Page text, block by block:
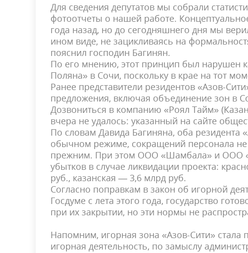
Для сведения депутатов мы собрали
фотоотчеты о нашей работе.
года назад, но до сегодняшнего дня мы
ином виде, не зацикливаясь на
пояснил господин Багинян.
По его мнению, этот принцип был нарушен
Поляна» в Сочи, поскольку в крае на тот
Ранее представители резидентов «Азов-
предложения, включая объединение зон в
Дозвониться в компанию «Роял Тайм»
вчера не удалось: указанный на сайте
По словам Давида Багиняна, оба резидента
обычном режиме, сокращений персонала не
прежним. При этом ООО «Шамбала» и ООО
убытков в случае ликвидации проекта:
руб., казанская — 3,6 млрд руб.
Согласно поправкам в закон об игорной
Госдуме с лета этого года, государство
при их закрытии, но эти нормы не
Напомним, игорная зона «Азов-Сити»
игорная деятельность, по замыслу